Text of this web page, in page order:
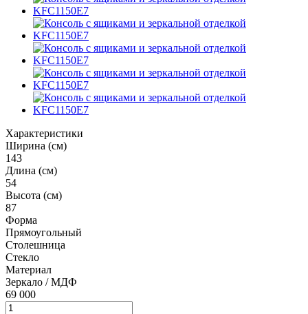
Характеристики
Ширина (см)
143
Длина (см)
54
Высота (см)
87
Форма
Прямоугольный
Столешница
Стекло
Материал
Зеркало / МДФ
69 000